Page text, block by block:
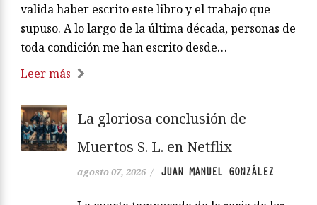
valida haber escrito este libro y el trabajo que
supuso. A lo largo de la última década, personas de
toda condición me han escrito desde…
Leer más
La gloriosa conclusión de
Muertos S. L. en Netflix
agosto 07, 2026 / JUAN MANUEL GONZÁLEZ